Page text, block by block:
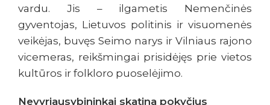
vardu. Jis – ilgametis Nemenčinės
gyventojas, Lietuvos politinis ir visuomenės
veikėjas, buvęs Seimo narys ir Vilniaus rajono
vicemeras, reikšmingai prisidėjęs prie vietos
kultūros ir folkloro puoselėjimo.
Nevyriausybininkai skatina pokyčius